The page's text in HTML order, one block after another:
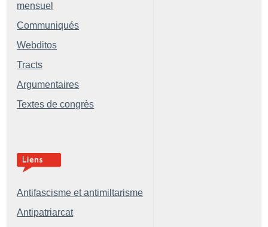
mensuel
Communiqués
Webditos
Tracts
Argumentaires
Textes de congrès
Antifascisme et antimiltarisme
Antipatriarcat